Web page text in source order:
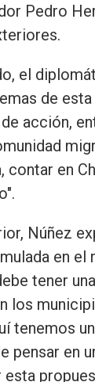
Pedro
el
de
acción,
contar en
Núñez
en el
tener
los
tenemos
pensar en